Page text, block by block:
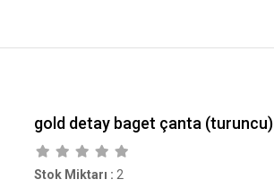
gold detay baget çanta (turuncu)
Stok Miktarı : 2